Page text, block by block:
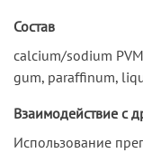
Состав
calcium/sodium
gum, paraffinum,
Взаимодействие с
Использование